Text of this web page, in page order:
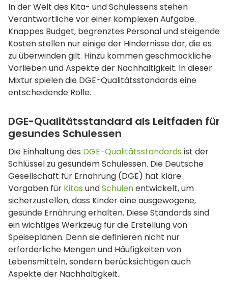
In der Welt des Kita- und Schulessens stehen
Verantwortliche vor einer komplexen Aufgabe.
Knappes Budget, begrenztes Personal und steigende
Kosten stellen nur einige der Hindernisse dar, die es
zu überwinden gilt. Hinzu kommen geschmackliche
Vorlieben und Aspekte der Nachhaltigkeit. In dieser
Mixtur spielen die DGE-Qualitätsstandards eine
entscheidende Rolle.
DGE-Qualitätsstandard als Leitfaden für
gesundes Schulessen
Die Einhaltung des DGE-Qualitätsstandards ist der
Schlüssel zu gesundem Schulessen. Die Deutsche
Gesellschaft für Ernährung (DGE) hat klare
Vorgaben für Kitas undSchulenentwickelt, um
sicherzustellen, dass Kinder eine ausgewogene,
gesunde Ernährung erhalten. Diese Standards sind
ein wichtiges Werkzeug für die Erstellung von
Speiseplänen. Denn sie definieren nicht nur
erforderliche Mengen und Häufigkeiten von
Lebensmitteln, sondern berücksichtigen auch
Aspekte der Nachhaltigkeit.